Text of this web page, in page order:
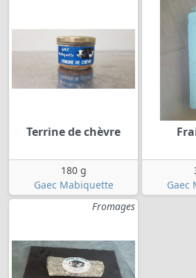
Terrine de chèvre
180 g
Gaec Mabiquette
Gaec
Fromages